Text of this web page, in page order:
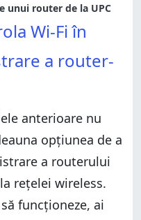
unui router de la UPC
Wi-Fi în
a router-
anterioare nu
opţiunea de a
a routerului
rețelei wireless.
funcţioneze, ai